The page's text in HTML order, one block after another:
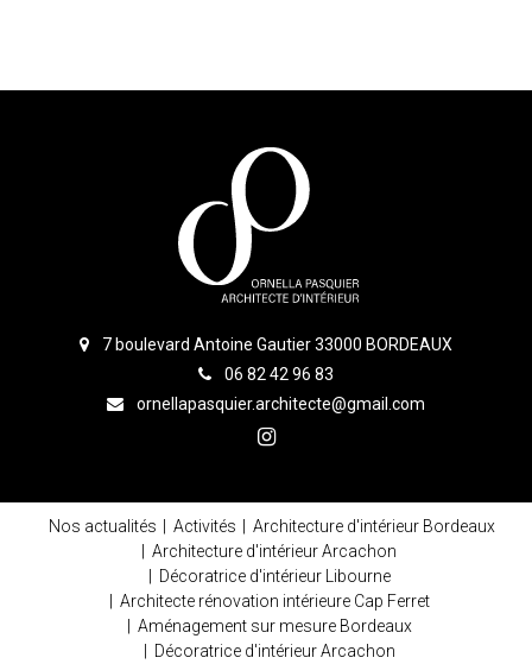
7 boulevard Antoine Gautier 33000 BORDEAUX
06 82 42 96 83
ornellapasquier.architecte@gmail.com
Nos actualités Activités
Architecture d'intérieur Bordeaux
Architecture d'intérieur Arcachon
Décoratrice d'intérieur Libourne
Architecte rénovation intérieure Cap Ferret
Aménagement sur mesure Bordeaux
Décoratrice d'intérieur Arcachon